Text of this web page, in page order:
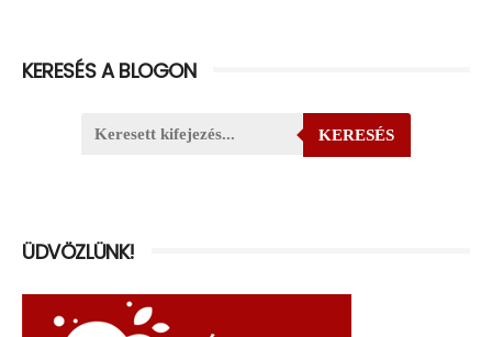
KERESÉS A BLOGON
KERESÉS
ÜDVÖZLÜNK!